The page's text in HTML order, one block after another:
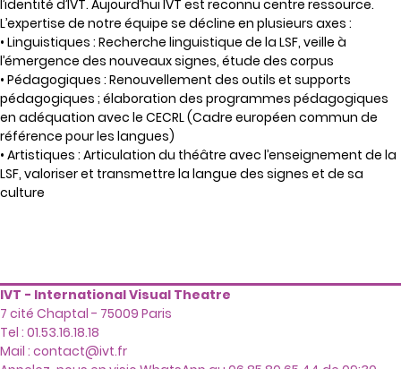
l’identité d’IVT. Aujourd’hui IVT est reconnu centre ressource.
L’expertise de notre équipe se décline en plusieurs axes :
• Linguistiques : Recherche linguistique de la LSF, veille à
l’émergence des nouveaux signes, étude des corpus
• Pédagogiques : Renouvellement des outils et supports
pédagogiques ; élaboration des programmes pédagogiques
en adéquation avec le CECRL (Cadre européen commun de
référence pour les langues)
• Artistiques : Articulation du théâtre avec l’enseignement de la
LSF, valoriser et transmettre la langue des signes et de sa
culture
IVT - International Visual Theatre
7 cité Chaptal - 75009 Paris
Tel : 01.53.16.18.18
Mail : contact@ivt.fr